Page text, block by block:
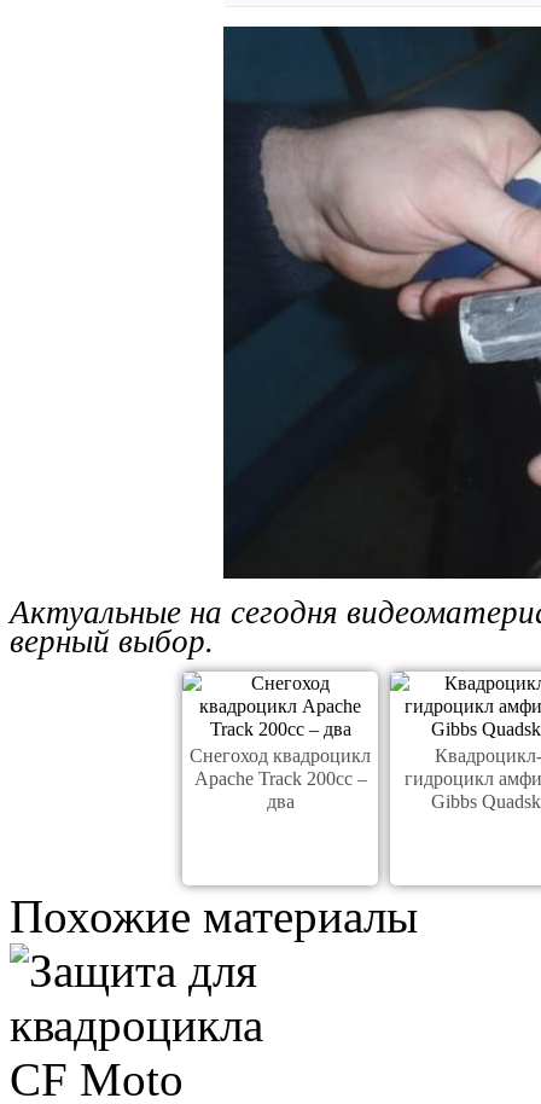
Актуальные на сегодня
верный выбор.
Снегоход квадроцикл
Apache Track 200cc –
два
Квадроцикл-
гидроцикл
Gibbs
Похожие материалы